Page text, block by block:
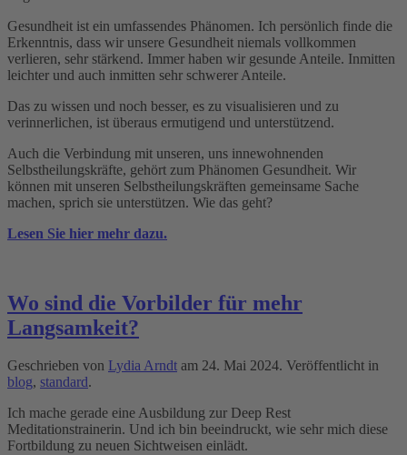
Gesundheit ist ein umfassendes Phänomen. Ich persönlich finde die
Erkenntnis, dass wir unsere Gesundheit niemals vollkommen
verlieren, sehr stärkend. Immer haben wir gesunde Anteile. Inmitten
leichter und auch inmitten sehr schwerer Anteile.
Das zu wissen und noch besser, es zu visualisieren und zu
verinnerlichen, ist überaus ermutigend und unterstützend.
Auch die Verbindung mit unseren, uns innewohnenden
Selbstheilungskräfte, gehört zum Phänomen Gesundheit. Wir
können mit unseren Selbstheilungskräften gemeinsame Sache
machen, sprich sie unterstützen. Wie das geht?
Lesen Sie hier mehr dazu.
Wo sind die Vorbilder für mehr
Langsamkeit?
Geschrieben von Lydia Arndt am 24. Mai 2024. Veröffentlicht in
blog, standard.
Ich mache gerade eine Ausbildung zur Deep Rest
Meditationstrainerin. Und ich bin beeindruckt, wie sehr mich diese
Fortbildung zu neuen Sichtweisen einlädt.